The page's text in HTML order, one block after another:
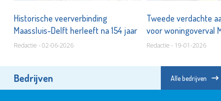
Historische veerverbinding
Maassluis-Delft herleeft na 154 jaar
Redactie - 02-06-2026
Tweede verdachte
voor woningoverval
Redactie - 19-01-2026
Bedrijven Alle bedrijven